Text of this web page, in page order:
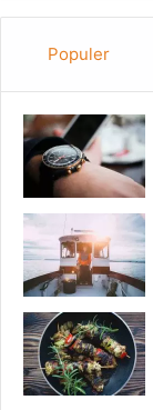
Populer